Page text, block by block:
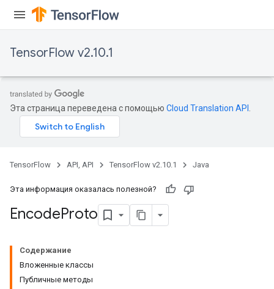
TensorFlow v2.10.1
Эта страница переведена с помощью Cloud Translation API
TensorFlow API, API TensorFlow v2.10.1 Java
Эта информация оказалась полезной?
EncodeProto
Содержание
Вложенные классы
Публичные методы